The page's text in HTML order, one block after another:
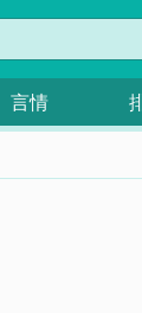
言情